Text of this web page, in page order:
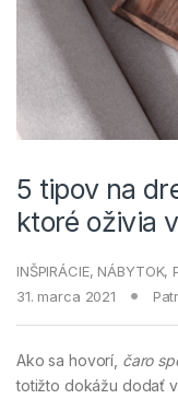
5 tipov na
ktoré oživia
INŠPIRÁCIE, NÁBYTOK,
31. marca 2021
Ako sa hovorí, čaro
totižto dokážu dodať